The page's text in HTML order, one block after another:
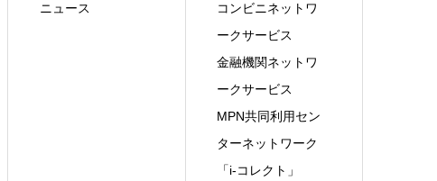
ニュース
コンビニネットワ
ークサービス
金融機関ネットワ
ークサービス
MPN共同利用セン
ターネットワーク
「i-コレクト」